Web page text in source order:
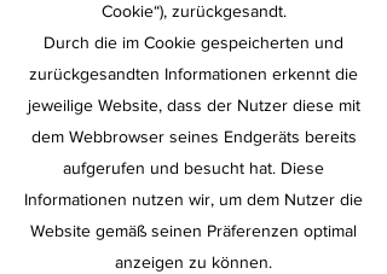
Cookie“), zurückgesandt.
Durch die im Cookie gespeicherten und
zurückgesandten Informationen erkennt die
jeweilige Website, dass der Nutzer diese mit
dem Webbrowser seines Endgeräts bereits
aufgerufen und besucht hat. Diese
Informationen nutzen wir, um dem Nutzer die
Website gemäß seinen Präferenzen optimal
anzeigen zu können.